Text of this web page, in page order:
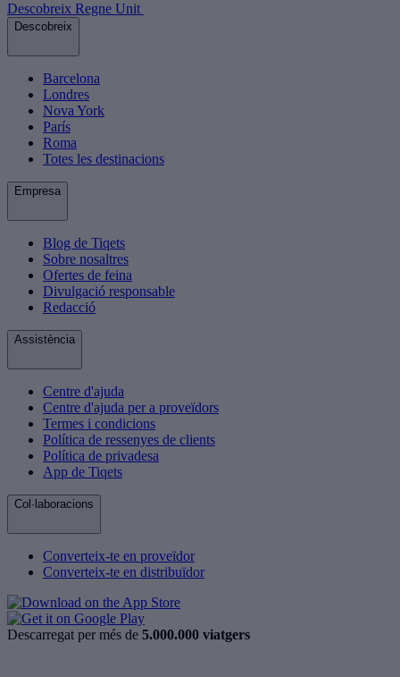
Descobreix Regne Unit
Descobreix
Barcelona
Londres
Nova York
París
Roma
Totes les destinacions
Empresa
Blog de Tiqets
Sobre nosaltres
Ofertes de feina
Divulgació responsable
Redacció
Assistència
Centre d'ajuda
Centre d'ajuda per a proveïdors
Termes i condicions
Política de ressenyes de clients
Política de privadesa
App de Tiqets
Col·laboracions
Converteix-te en proveïdor
Converteix-te en distribuïdor
Descarregat per més de 5.000.000 viatgers